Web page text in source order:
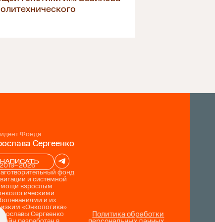
Фонда
Сергеенко
НАПИСАТЬ
фонд
и системной
взрослым
и их
«Онкологика»
Сергеенко
Политика обработки